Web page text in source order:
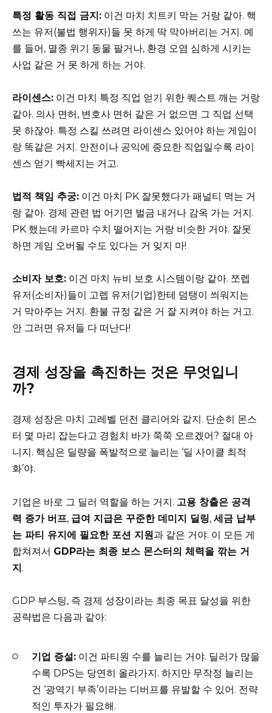
특정 활동 직접 금지: 이건 마치 치트키 막는 거랑 같아. 핵
쓰는 유저(불법 행위자)들 못 하게 딱 막아버리는 거지. 예
를 들어, 멸종 위기 동물 팔거나, 환경 오염 심하게 시키는
사업 같은 거 못 하게 하는 거야.
라이센스: 이건 마치 특정 직업 얻기 위한 퀘스트 깨는 거랑
같아. 의사 면허, 변호사 면허 같은 거 없으면 그 직업 선택
못 하잖아. 특정 스킬 쓰려면 라이센스 있어야 하는 게임이
랑 똑같은 거지. 안전이나 공익에 중요한 직업일수록 라이
센스 얻기 빡세지는 거고.
법적 책임 추궁: 이건 마치 PK 잘못했다가 패널티 먹는 거
랑 같아. 경제 관련 법 어기면 벌금 내거나 감옥 가는 거지.
PK 했는데 카르마 수치 떨어지는 거랑 비슷한 거야. 잘못
하면 게임 오버될 수도 있다는 거 잊지 마!
소비자 보호: 이건 마치 뉴비 보호 시스템이랑 같아. 쪼렙
유저(소비자)들이 고렙 유저(기업)한테 덤탱이 씌워지는
거 막아주는 거지. 환불 규정 같은 거 잘 지켜야 하는 거고.
안 그러면 유저들 다 떠난다!
경제 성장을 촉진하는 것은 무엇입니
까?
경제 성장은 마치 고레벨 던전 클리어와 같지. 단순히 몬스
터 몇 마리 잡는다고 경험치 바가 쭉쭉 오르겠어? 절대 아
니지. 핵심은 딜량을 폭발적으로 늘리는 ‘딜 사이클 최적
화’야.
기업은 바로 그 딜러 역할을 하는 거지. 고용 창출은 공격
력 증가 버프, 급여 지급은 꾸준한 데미지 딜링, 세금 납부
는 파티 유지에 필요한 포션 지원과 같은 거야. 이 모든 게
합쳐져서 GDP라는 최종 보스 몬스터의 체력을 깎는 거
지.
GDP 부스팅, 즉 경제 성장이라는 최종 목표 달성을 위한
공략법은 다음과 같아:
기업 증설: 이건 파티원 수를 늘리는 거야. 딜러가 많을
수록 DPS는 당연히 올라가지. 하지만 무작정 늘리는
건 ‘광역기 부족’이라는 디버프를 유발할 수 있어. 전략
적인 투자가 필요해.